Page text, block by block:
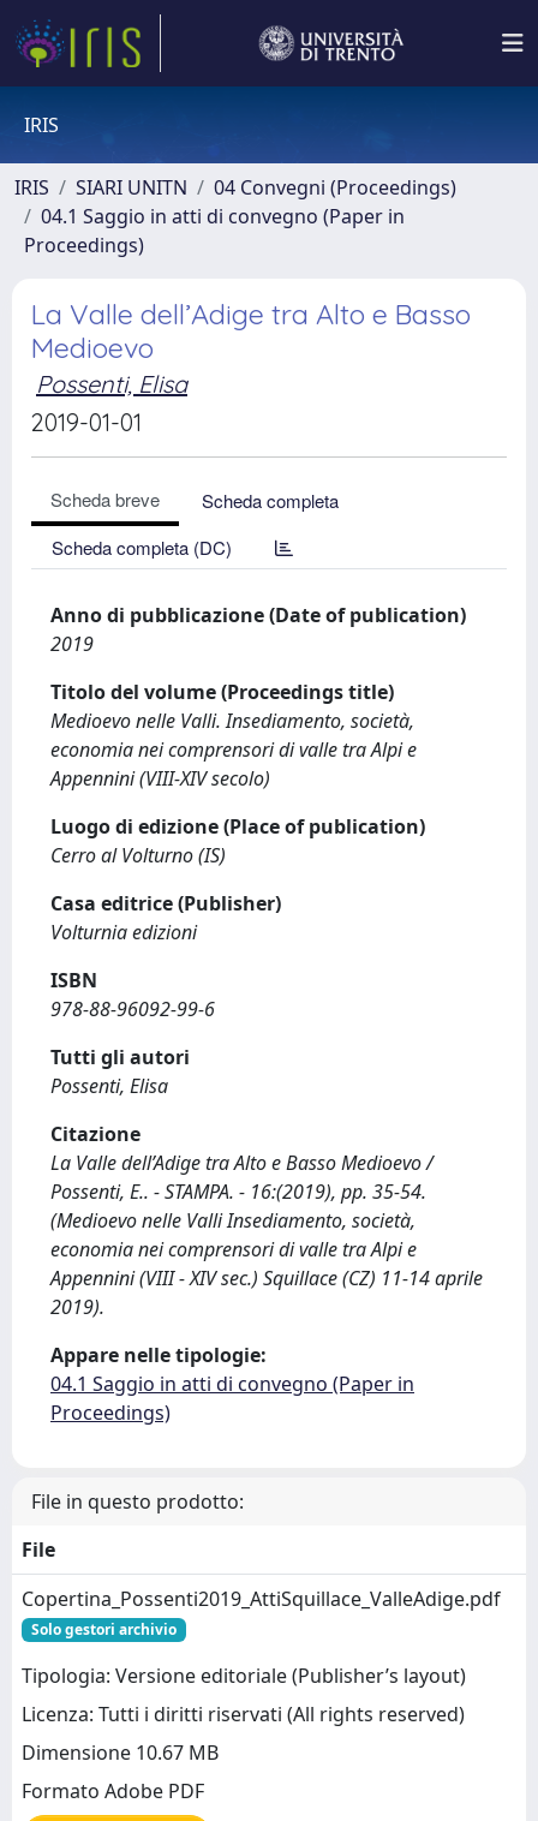
IRIS
IRIS SIARI UNITN
04 Convegni (Proceedings)
04.1 Saggio in atti di convegno (Paper in
Proceedings)
La Valle dell’Adige tra Alto e Basso
Medioevo
Possenti, Elisa
2019-01-01
Scheda breve
Scheda completa
Scheda completa (DC)
Anno di pubblicazione (Date of publication)
2019
Titolo del volume (Proceedings title)
Medioevo nelle Valli. Insediamento, società,
economia nei comprensori di valle tra Alpi e
Appennini (VIII-XIV secolo)
Luogo di edizione (Place of publication)
Cerro al Volturno (IS)
Casa editrice (Publisher)
Volturnia edizioni
ISBN
978-88-96092-99-6
Tutti gli autori
Possenti, Elisa
Citazione
La Valle dell’Adige tra Alto e Basso Medioevo /
Possenti, E.. - STAMPA. - 16:(2019), pp. 35-54.
(Medioevo nelle Valli Insediamento, società,
economia nei comprensori di valle tra Alpi e
Appennini (VIII - XIV sec.) Squillace (CZ) 11-14 aprile
2019).
Appare nelle tipologie:
04.1 Saggio in atti di convegno (Paper in
Proceedings)
File in questo prodotto:
File
Copertina_Possenti2019_AttiSquillace_ValleAdige.pdf
Solo gestori archivio
Tipologia: Versione editoriale (Publisher’s layout)
Licenza: Tutti i diritti riservati (All rights reserved)
Dimensione 10.67 MB
Formato Adobe PDF